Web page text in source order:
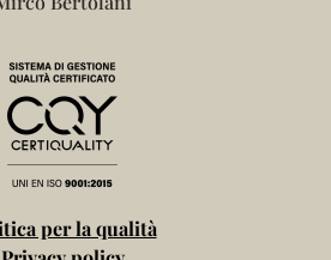
per la qualità